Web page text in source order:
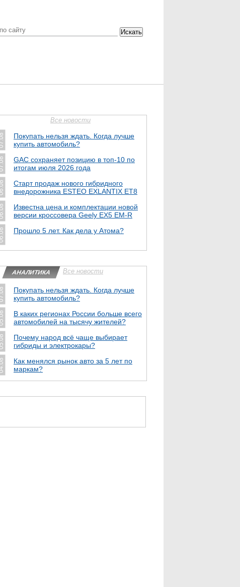
Искать
Все новости
Покупать нельзя ждать. Когда лучше
купить автомобиль?
GAC сохраняет позицию в топ-10 по
итогам июля 2026 года
Старт продаж нового гибридного
внедорожника ESTEO EXLANTIX ET8
Известна цена и комплектации новой
версии кроссовера Geely EX5 EM-R
Прошло 5 лет. Как дела у Атома?
АНАЛИТИКА Все новости
Покупать нельзя ждать. Когда лучше
купить автомобиль?
В каких регионах России больше всего
автомобилей на тысячу жителей?
Почему народ всё чаще выбирает
гибриды и электрокары?
Как менялся рынок авто за 5 лет по
маркам?